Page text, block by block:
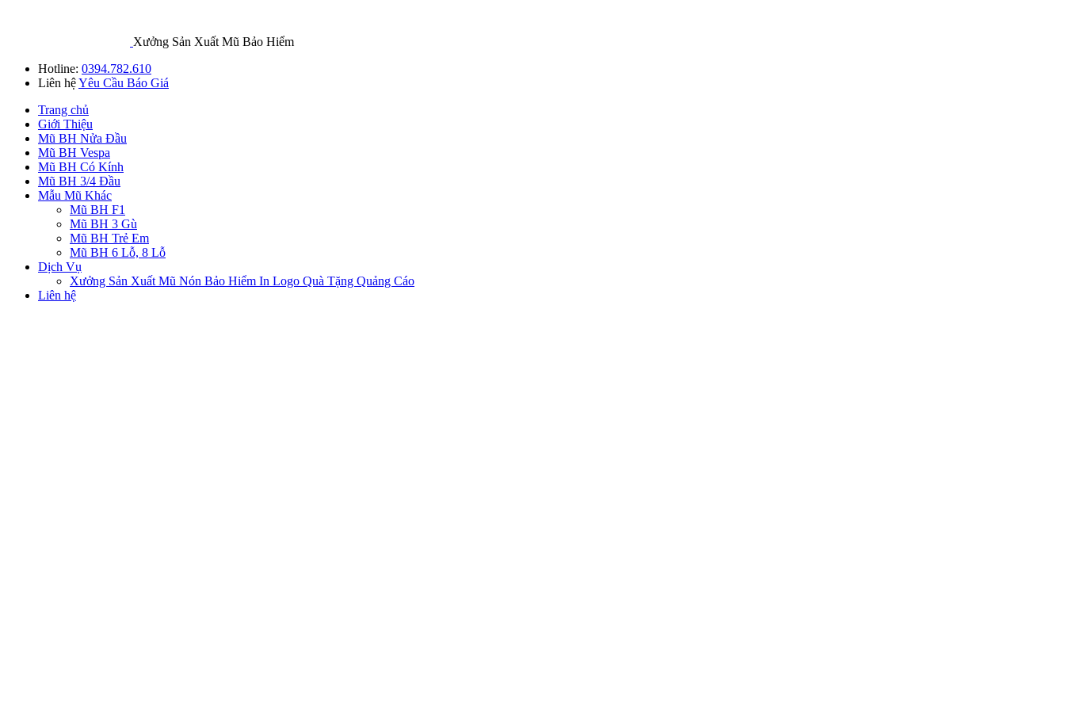
Xưởng Sản Xuất Mũ Bảo Hiểm
Hotline: 0394.782.610
Liên hệYêu Cầu Báo Giá
Trang chủ
Giới Thiệu
Mũ BH Nửa Đầu
Mũ BH Vespa
Mũ BH Có Kính
Mũ BH 3/4 Đầu
Mẫu Mũ Khác
Mũ BH F1
Mũ BH 3 Gù
Mũ BH Trẻ Em
Mũ BH 6 Lỗ, 8 Lỗ
Dịch Vụ
Xưởng Sản Xuất Mũ Nón Bảo Hiểm In Logo Quà Tặng Quảng Cáo
Liên hệ